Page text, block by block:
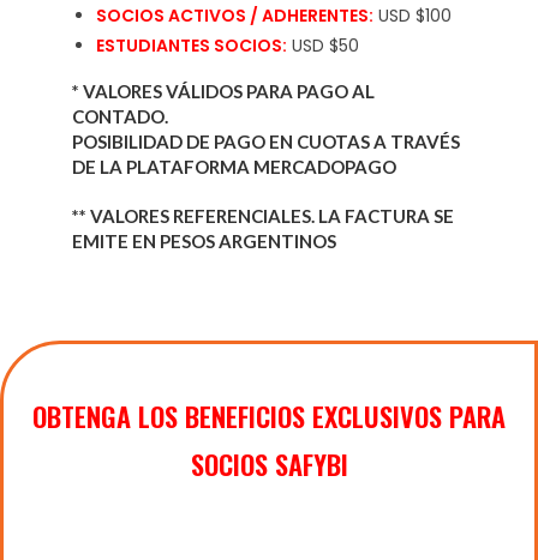
SOCIOS ACTIVOS / ADHERENTES: USD $100
ESTUDIANTES SOCIOS: USD $50
* VALORES VÁLIDOS PARA PAGO AL
CONTADO.
POSIBILIDAD DE PAGO EN CUOTAS A TRAVÉS
DE LA PLATAFORMA MERCADOPAGO
** VALORES REFERENCIALES. LA FACTURA SE
EMITE EN PESOS ARGENTINOS
OBTENGA LOS BENEFICIOS EXCLUSIVOS PARA
SOCIOS SAFYBI